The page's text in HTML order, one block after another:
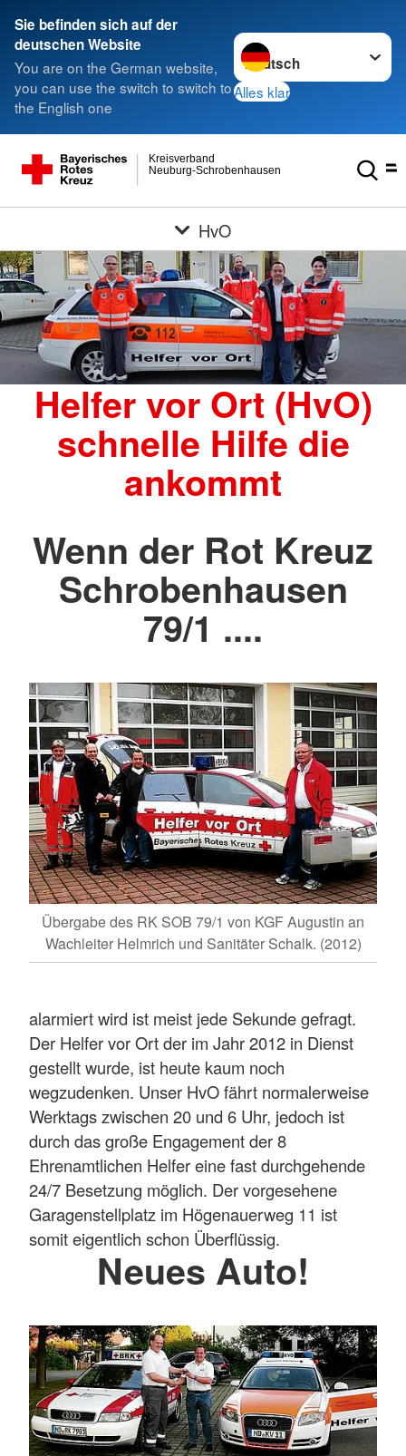
Sie befinden sich auf der
deutschen Website
You are on the German website,
you can use the switch to switch to
the English one
Sprache wechseln zu
Alles klar
Neuburg-Schrobenhausen
Kreisverband
HvO
Helfer vor Ort (HvO)
schnelle Hilfe die
ankommt
Wenn der Rot Kreuz
Schrobenhausen
79/1 ....
Übergabe des RK SOB 79/1 von KGF Augustin an
Wachleiter Helmrich und Sanitäter Schalk. (2012)
alarmiert wird ist meist jede Sekunde gefragt.
Der Helfer vor Ort der im Jahr 2012 in Dienst
gestellt wurde, ist heute kaum noch
wegzudenken. Unser HvO fährt normalerweise
Werktags zwischen 20 und 6 Uhr, jedoch ist
durch das große Engagement der 8
Ehrenamtlichen Helfer eine fast durchgehende
24/7 Besetzung möglich. Der vorgesehene
Garagenstellplatz im Högenauerweg 11 ist
somit eigentlich schon Überflüssig.
Neues Auto!